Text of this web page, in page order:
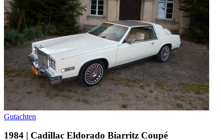
Gutachten
1984 | Cadillac Eldorado Biarritz Coupé